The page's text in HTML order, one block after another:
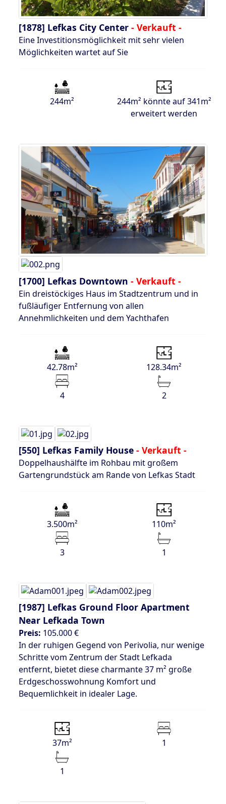
[1878] Lefkas City Center - Verkauft -
Eine Investitionsmöglichkeit mit sehr vielen
Möglichkeiten wartet auf Sie
244m²
244m² könnte auf 341m²
erweitert werden
[1700] Lefkas Downtown - Verkauft -
Ein dreistöckiges Haus im Stadtzentrum und in
fußläufiger Entfernung von allen
Annehmlichkeiten und dem Yachthafen
42.78m² 128.34m²
4 2
[550] Lefkas Family House - Verkauft -
Doppelhaushälfte im Rohbau mit großem
Gartengrundstück am Rande von Lefkas Stadt
3.500m² 110m²
3 1
[1987] Lefkas Ground Floor Apartment
Near Lefkada Town
Preis: 105.000 €
In der ruhigen Gegend von Perivolia, nur wenige
Schritte vom Zentrum der Stadt Lefkada
entfernt, bietet diese charmante 37 m² große
Erdgeschosswohnung Komfort und
Bequemlichkeit in idealer Lage.
37m² 1
1